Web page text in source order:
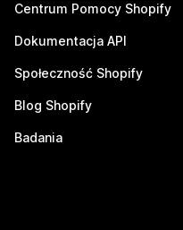
Centrum Pomocy Shopify
Dokumentacja API
Społeczność Shopify
Blog Shopify
Badania